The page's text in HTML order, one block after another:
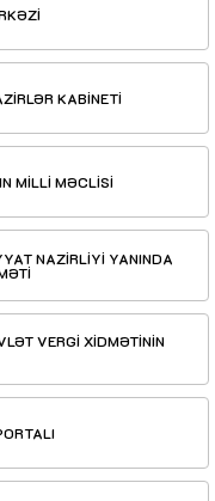
KABİNETİ
MİLLİ MƏCLİSİ
NAZİRLİYİ YANINDA
VERGİ XİDMƏTİNİN